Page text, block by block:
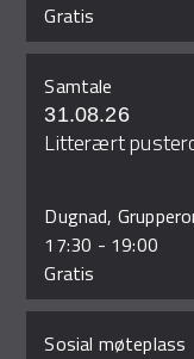
Gratis
Samtale
31.08.26
Litterært
Dugnad,
17:30 - 19:00
Gratis
Sosial møteplass